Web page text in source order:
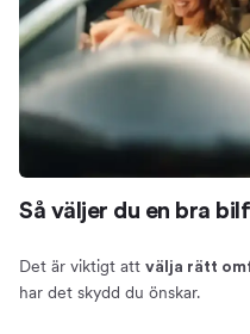
Så väljer du en bra
Det är viktigt att välja rätt
har det skydd du önskar.